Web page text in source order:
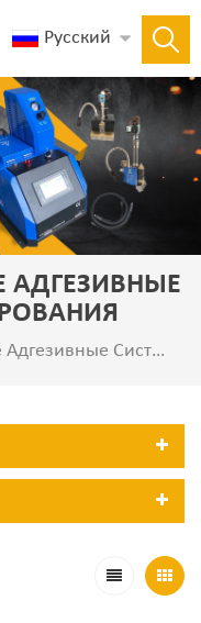
Русский
АДГЕЗИВНЫЕ
Роботизированные Адгезивные Системы Дозирования